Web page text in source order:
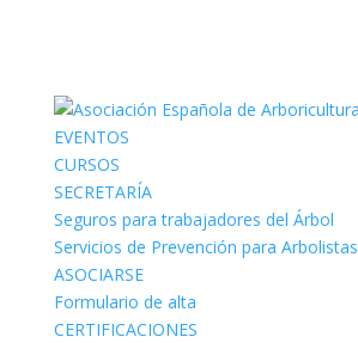
EVENTOS
CURSOS
SECRETARÍA
Seguros para trabajadores del Árbol
Servicios de Prevención para Arbolistas
ASOCIARSE
Formulario de alta
CERTIFICACIONES